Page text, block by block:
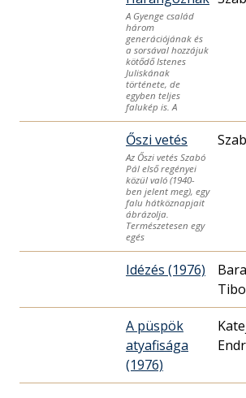
A Gyenge család
három
generációjának és
a sorsával hozzájuk
kötődő Istenes
Juliskának
története, de
egyben teljes
falukép is. A
Őszi vetés
Az Őszi vetés Szabó
Pál első regényei
közül való (1940-
ben jelent meg), egy
falu hátköznapjait
ábrázolja.
Természetesen egy
egés
Idézés (1976)
A püspök
atyafisága
(1976)